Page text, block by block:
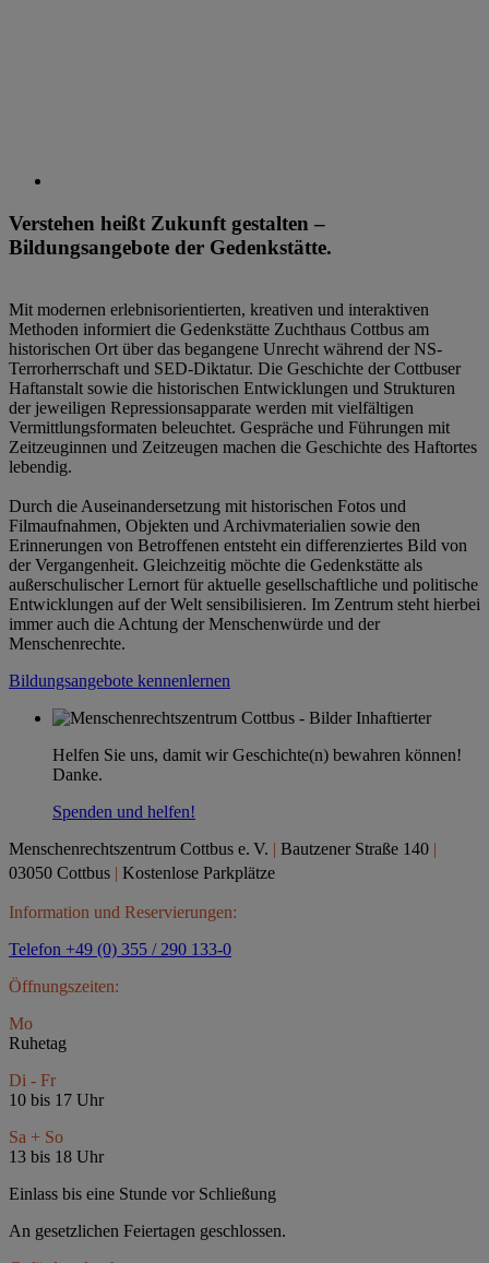
Verstehen heißt Zukunft gestalten –
Bildungsangebote der Gedenkstätte.
Mit modernen erlebnisorientierten, kreativen und interaktiven
Methoden informiert die Gedenkstätte Zuchthaus Cottbus am
historischen Ort über das begangene Unrecht während der NS-
Terrorherrschaft und SED-Diktatur. Die Geschichte der Cottbuser
Haftanstalt sowie die historischen Entwicklungen und Strukturen
der jeweiligen Repressionsapparate werden mit vielfältigen
Vermittlungsformaten beleuchtet. Gespräche und Führungen mit
Zeitzeuginnen und Zeitzeugen machen die Geschichte des Haftortes
lebendig.
Durch die Auseinandersetzung mit historischen Fotos und
Filmaufnahmen, Objekten und Archivmaterialien sowie den
Erinnerungen von Betroffenen entsteht ein differenziertes Bild von
der Vergangenheit. Gleichzeitig möchte die Gedenkstätte als
außerschulischer Lernort für aktuelle gesellschaftliche und politische
Entwicklungen auf der Welt sensibilisieren. Im Zentrum steht hierbei
immer auch die Achtung der Menschenwürde und der
Menschenrechte.
Bildungsangebote kennenlernen
Helfen Sie uns, damit wir Geschichte(n) bewahren können!
Danke.
Spenden und helfen!
Menschenrechtszentrum Cottbus e. V. | Bautzener Straße 140 |
03050 Cottbus | Kostenlose Parkplätze
Information und Reservierungen:
Telefon +49 (0) 355 / 290 133-0
Öffnungszeiten:
Mo
Ruhetag
Di - Fr
10 bis 17 Uhr
Sa + So
13 bis 18 Uhr
Einlass bis eine Stunde vor Schließung
An gesetzlichen Feiertagen geschlossen.